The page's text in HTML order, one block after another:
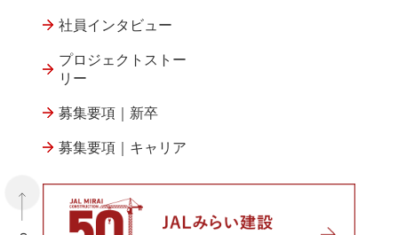
社員インタビュー
プロジェクトストー
リー
募集要項｜新卒
募集要項｜キャリア